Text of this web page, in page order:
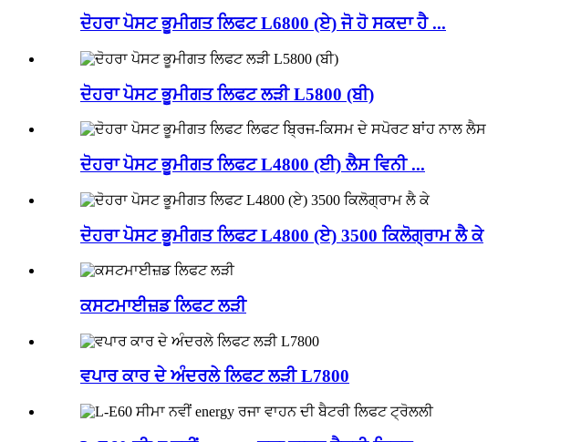
ਦੋਹਰਾ ਪੋਸਟ ਭੂਮੀਗਤ ਲਿਫਟ L6800 (ਏ) ਜੋ ਹੋ ਸਕਦਾ ਹੈ ...
ਦੋਹਰਾ ਪੋਸਟ ਭੂਮੀਗਤ ਲਿਫਟ ਲੜੀ L5800 (ਬੀ)
ਦੋਹਰਾ ਪੋਸਟ ਭੂਮੀਗਤ ਲਿਫਟ L4800 (ਈ) ਲੈਸ ਵਿਨੀ ...
ਦੋਹਰਾ ਪੋਸਟ ਭੂਮੀਗਤ ਲਿਫਟ L4800 (ਏ) 3500 ਕਿਲੋਗ੍ਰਾਮ ਲੈ ਕੇ
ਕਸਟਮਾਈਜ਼ਡ ਲਿਫਟ ਲੜੀ
ਵਪਾਰ ਕਾਰ ਦੇ ਅੰਦਰਲੇ ਲਿਫਟ ਲੜੀ L7800